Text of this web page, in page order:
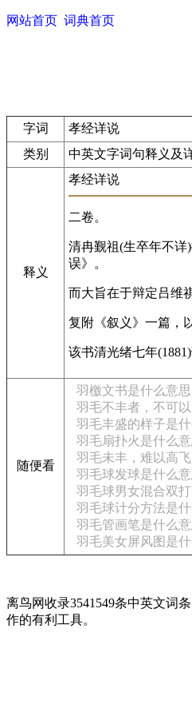
网站首页 词典首页
字词
孝经详说
类别
中英文字词句释义及
释义
孝经详说
二卷。
清冉觐祖(生卒年不详
误》。
而大旨在于辩定吕维
复附《叙义》一篇，
该书清光绪七年
随便看
羽檄文书是什么意思
羽毛不丰者，不可
羽毛丰盛的样子是
羽毛扇扑火是什么意
羽毛未丰，难以高
羽毛球发球是什么意
羽毛球男女混合双
羽毛球计分方法是
羽毛管画笔是什么意
羽毛美女屏风图是
离鸟网收录3541549条中英文词
作的有利工具。